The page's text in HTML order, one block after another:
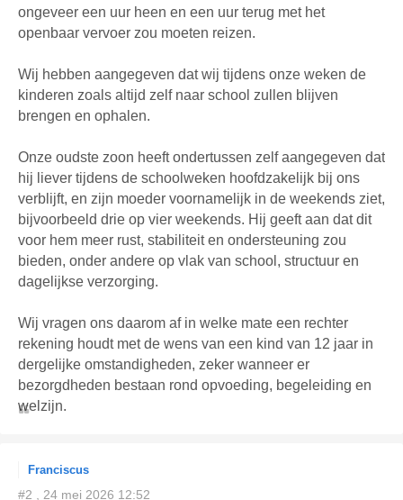
ongeveer een uur heen en een uur terug met het
openbaar vervoer zou moeten reizen.
Wij hebben aangegeven dat wij tijdens onze weken de
kinderen zoals altijd zelf naar school zullen blijven
brengen en ophalen.
Onze oudste zoon heeft ondertussen zelf aangegeven dat
hij liever tijdens de schoolweken hoofdzakelijk bij ons
verblijft, en zijn moeder voornamelijk in de weekends ziet,
bijvoorbeeld drie op vier weekends. Hij geeft aan dat dit
voor hem meer rust, stabiliteit en ondersteuning zou
bieden, onder andere op vlak van school, structuur en
dagelijkse verzorging.
Wij vragen ons daarom af in welke mate een rechter
rekening houdt met de wens van een kind van 12 jaar in
dergelijke omstandigheden, zeker wanneer er
bezorgdheden bestaan rond opvoeding, begeleiding en
welzijn.
Franciscus
#2 , 24 mei 2026 12:52